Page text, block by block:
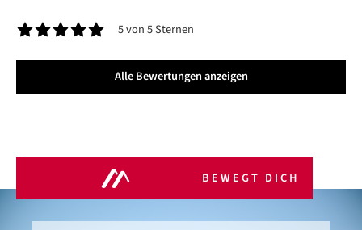
5 von 5 Sternen
Alle Bewertungen anzeigen
BEWEGT DICH